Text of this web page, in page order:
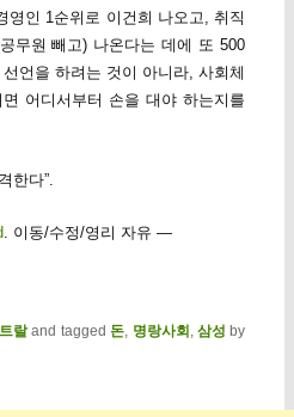
영인 1순위로 이건희 나오고, 취직
무원 빼고) 나온다는 데에 또 500
언을 하려는 것이 아니라, 사회체
어디서부터 손을 대야 하는지를
한다”.
. 이동/수정/영리 자유 —
랄and tagged돈, 명랑사회 , 삼성 by